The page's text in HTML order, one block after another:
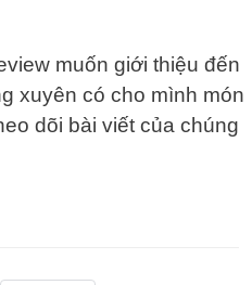
muốn giới thiệu đến
xuyên có cho mình món
dõi bài viết của chúng